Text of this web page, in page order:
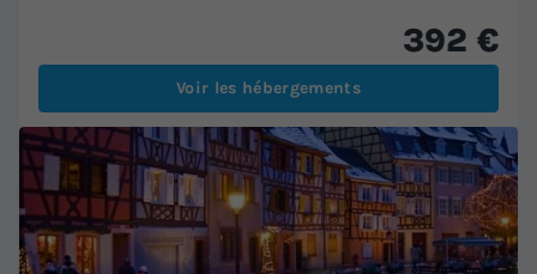
392 €
Voir les hébergements